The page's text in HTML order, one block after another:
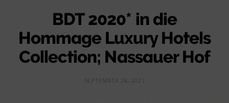
BDT 2020* in die
Hommage Luxury Hotels
Collection; Nassauer Hof